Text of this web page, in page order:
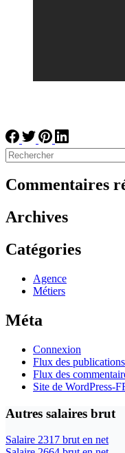
résultat
Commentaires
Archives
Catégories
Agence
Métiers
Méta
Connexion
Flux des publications
Flux des
Site de WordPress-
Autres salaires brut
Salaire 2317 brut en net